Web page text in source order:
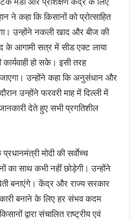
ने कहा कि किसानों को प्रोत्साहित
उन्होंने नकली खाद और बीज की
के आगामी सत्र में सीड एक्ट लाया
हो सके। इसी तरह
उन्होंने कहा कि अनुसंधान और
उन्होंने फरवरी माह में दिल्ली में
देते हुए सभी प्रगतिशील
मोदी की सर्वाेच्च
का साथ कभी नहीं छोड़ेगी। उन्होंने
बनाएंगे। केंद्र और राज्य सरकार
बनाने के लिए हर संभव कदम
द्वारा संचालित राष्ट्रीय एवं